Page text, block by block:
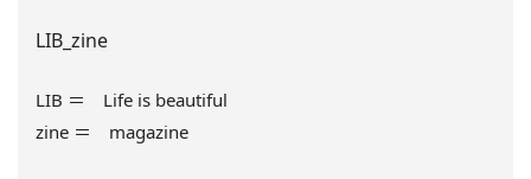
LIB_zine
LIB ＝ Life is beautiful
zine ＝ magazine